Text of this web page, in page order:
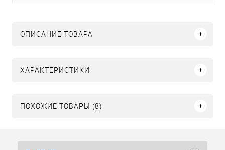
ОПИСАНИЕ ТОВАРА
ХАРАКТЕРИСТИКИ
ПОХОЖИЕ ТОВАРЫ (8)